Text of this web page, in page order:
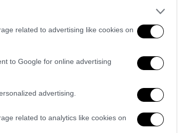
related to advertising like cookies on
to Google for online advertising
advertising.
related to analytics like cookies on